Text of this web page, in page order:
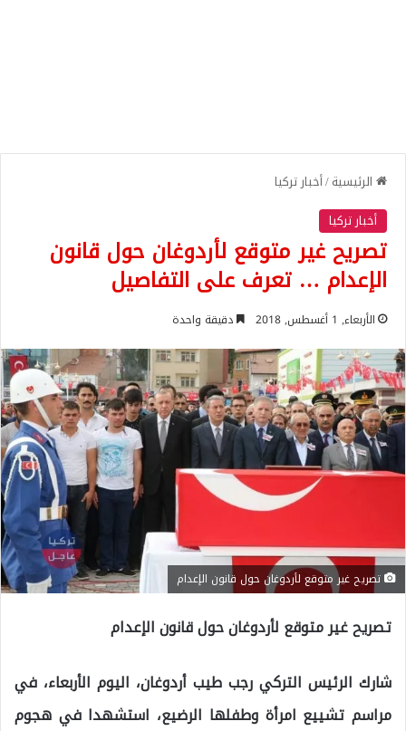
الرئيسية/أخبار تركيا
أخبار تركيا
تصريح غير متوقع لأردوغان حول قانون
الإعدام … تعرف على التفاصيل
الأربعاء, 1 أغسطس, 2018 دقيقة واحدة
تصريح غير متوقع لأردوغان حول قانون الإعدام
تصريح غير متوقع لأردوغان حول قانون الإعدام
شارك الرئيس التركي رجب طيب أردوغان، اليوم الأربعاء، في
مراسم تشييع امرأة وطفلها الرضيع، استشهدا في هجوم